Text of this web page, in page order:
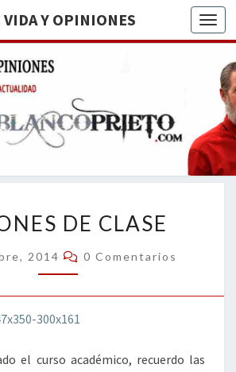
Y OPINIONES
DE
BREVE
RECORRIDO
VITAL Y
ACTUALIDAD
DE
CLASE
DE CLASE
2014 Comentarios
0 Comentarios
el curso académico, recuerdo las